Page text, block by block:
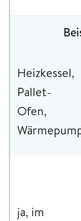
Heizkessel,
Pallet-
Ofen,
ja, im